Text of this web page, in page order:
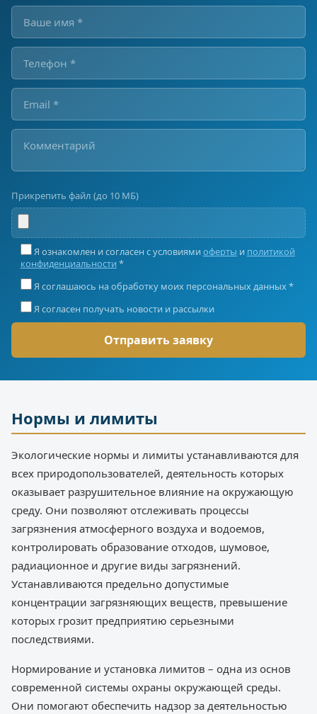
Прикрепить файл (до 10 МБ)
Я ознакомлен и согласен с условиями оферты и политикой
конфиденциальности *
Я соглашаюсь на обработку моих персональных данных *
Я согласен получать новости и рассылки
Нормы и лимиты
Экологические нормы и лимиты устанавливаются для
всех природопользователей, деятельность которых
оказывает разрушительное влияние на окружающую
среду. Они позволяют отслеживать процессы
загрязнения атмосферного воздуха и водоемов,
контролировать образование отходов, шумовое,
радиационное и другие виды загрязнений.
Устанавливаются предельно допустимые
концентрации загрязняющих веществ, превышение
которых грозит предприятию серьезными
последствиями.
Нормирование и установка лимитов – одна из основ
современной системы охраны окружающей среды.
Они помогают обеспечить надзор за деятельностью